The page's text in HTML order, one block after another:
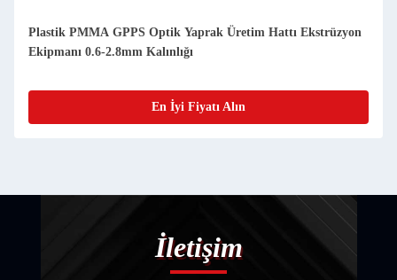
Plastik PMMA GPPS Optik Yaprak Üretim Hattı Ekstrüzyon
Ekipmanı 0.6-2.8mm Kalınlığı
En İyi Fiyatı Alın
İletişim